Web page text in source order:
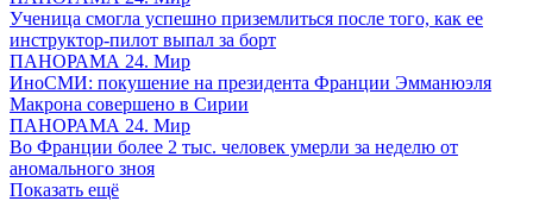
Ученица смогла успешно приземлиться после того, как ее
инструктор-пилот выпал за борт
ПАНОРАМА 24. Мир
ИноСМИ: покушение на президента Франции Эмманюэля
Макрона совершено в Сирии
ПАНОРАМА 24. Мир
Во Франции более 2 тыс. человек умерли за неделю от
аномального зноя
Показать ещё